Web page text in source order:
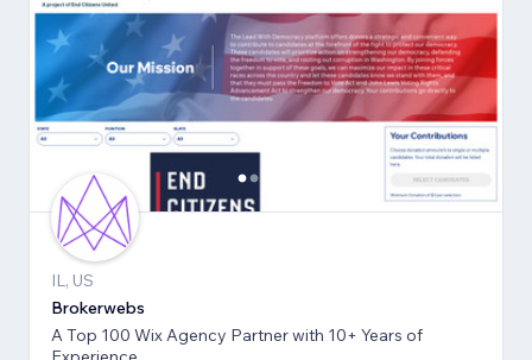
IL, US
Brokerwebs
A Top 100 Wix Agency Partner with 10+ Years of